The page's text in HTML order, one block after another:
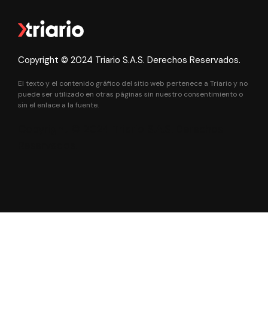
Copyright © 2024 Triario S.A.S. Derechos Reservados.
El texto y el contenido gráfico del sitio web pertenece a Triario y no
puede ser utilizado en otras páginas sin nuestro consentimiento o
sin el enlace a la fuente.